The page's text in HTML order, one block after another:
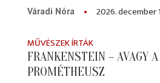
Váradi Nóra
2026. december
MŰVÉSZEK ÍRTÁK
FRANKENSTEIN – AVAGY
PROMÉTHEUSZ